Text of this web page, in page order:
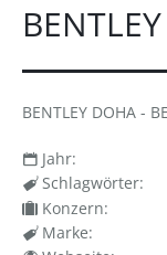
BENTLEY
BENTLEY DOHA -
Jahr:
Schlagwörter:
Konzern:
Marke: